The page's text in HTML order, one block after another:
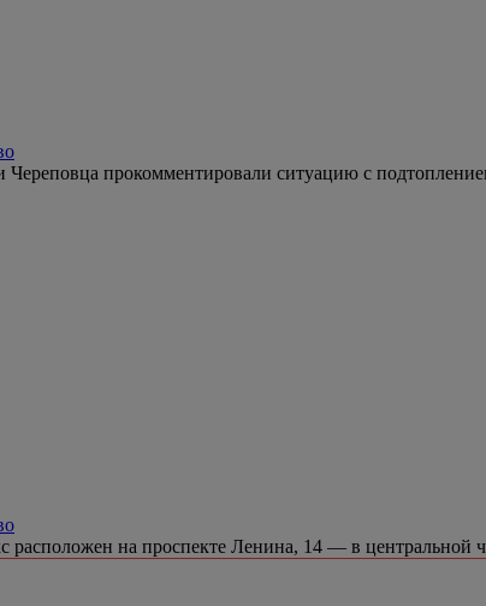
Череповца прокомментировали ситуацию с
расположен на проспекте Ленина, 14 — в центральной